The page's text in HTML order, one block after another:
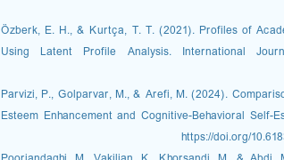
Özberk, E. H., & Kurtça, T. T. (2021). Profiles of
Using Latent Profile Analysis. International
Parvizi, P., Golparvar, M., & Arefi, M. (2024).
Esteem Enhancement and Cognitive-Behavioral